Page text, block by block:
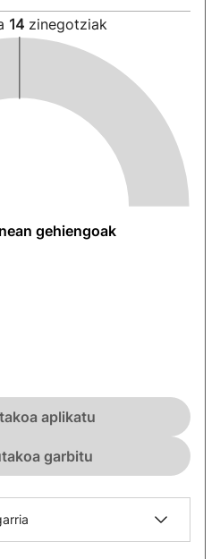
14 zinegotziak
gehiengoak
aplikatu
garbitu